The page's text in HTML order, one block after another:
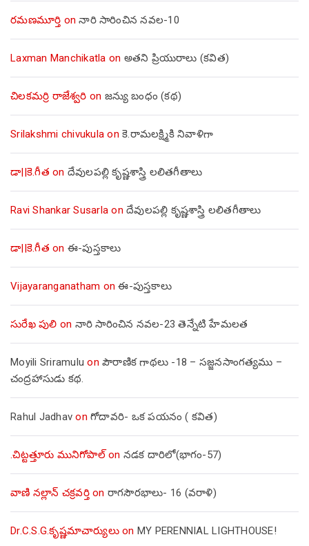
రమణమూర్తి onనారి సారించిన నవల-10
Laxman Manchikatla on అతని ప్రియురాలు (కవిత)
చిలకమర్రి రాజేశ్వరి on జన్యు బంధం (కథ)
Srilakshmi chivukula on కె.రామలక్ష్మికి నివాళిగా
డా||కె.గీత on దేవులపల్లి కృష్ణశాస్త్రి లలితగీతాలు
Ravi Shankar Susarla on దేవులపల్లి కృష్ణశాస్త్రి లలితగీతాలు
డా||కె.గీత on ఈ-పుస్తకాలు
Vijayaranganatham onఈ-పుస్తకాలు
సురేఖ పులి on నారి సారించిన నవల-23 తెన్నేటి హేమలత
Moyili Sriramulu on పౌరాణిక గాథలు -18 – సజ్జనసాంగత్యము –
చంద్రహాసుడు కథ.
Rahul Jadhav on గోదావరి- ఒక పయనం ( కవిత)
.చిట్టత్తూరు మునిగోపాల్on నడక దారిలో(భాగం-57)
వాణి నల్లాన్ చక్రవర్తిon రాగసౌరభాలు- 16 (వరాళి)
Dr.C.S.G.కృష్ణమాచార్యులుon MY PERENNIAL LIGHTHOUSE!